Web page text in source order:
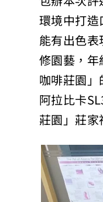
環境中打
能有出色
修園藝，
咖啡莊園
阿拉比卡
莊園」莊